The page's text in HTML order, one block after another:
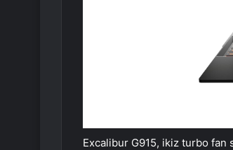
Excalibur G915, ikiz turbo fan